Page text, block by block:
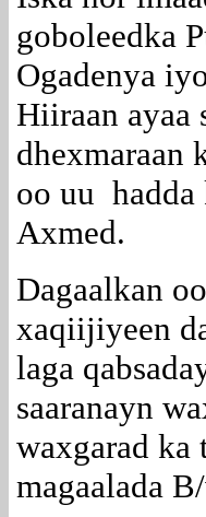
goboleedka
Ogadenya
Hiiraan ayaa
dhexmaraan
oo uu hadda
Axmed.
Dagaalkan
xaqiijiyeen
laga
saaranayn
waxgarad ka
magaalada